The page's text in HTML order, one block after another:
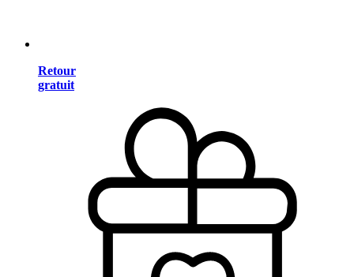
Retour
gratuit